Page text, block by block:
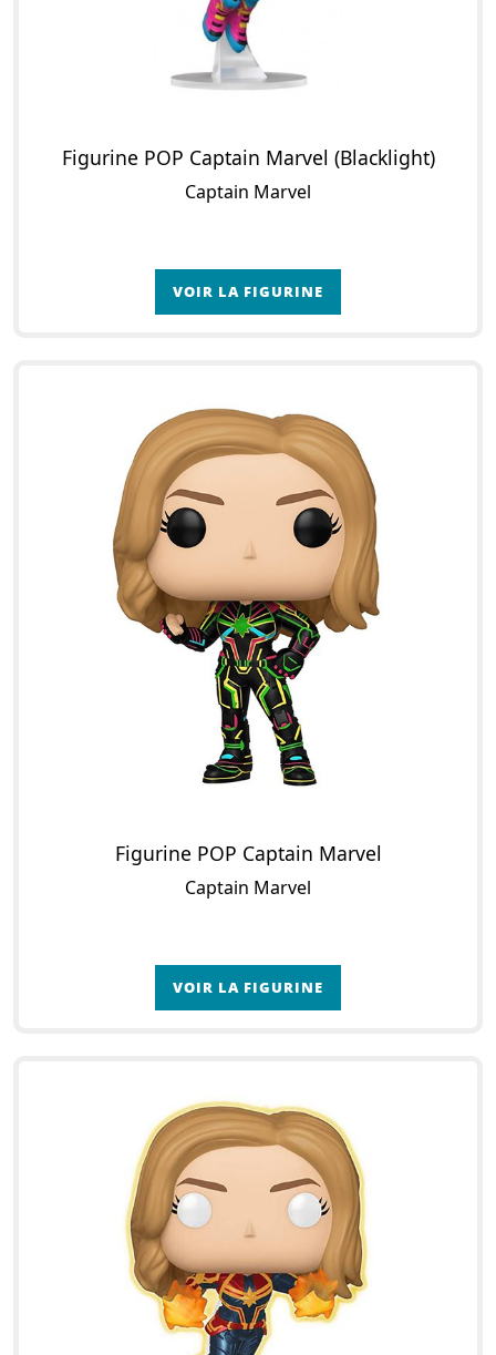
Figurine POP Captain Marvel (Blacklight)
Captain Marvel
VOIR LA FIGURINE
Figurine POP Captain Marvel
Captain Marvel
VOIR LA FIGURINE